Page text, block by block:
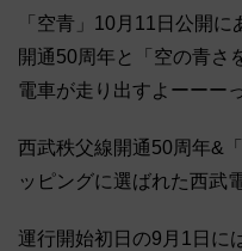
「空青」10月11日公開
開通50周年と「空の青さ
電車が走り出すよーーーっ
西武秩父線開通50周年&
ッピングに選ばれた西武
運行開始初日の9月1日に